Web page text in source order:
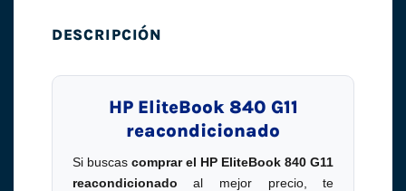
DESCRIPCIÓN
HP EliteBook 840 G11
reacondicionado
Si buscas comprar el HP EliteBook 840 G11
reacondicionado al mejor precio, te